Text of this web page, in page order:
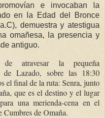
e invocaban la
en la Edad del Bronce
demuestra y atestigua
omañesa, la presencia y
antiguo.
de atravesar la pequeña
de Lazado, sobre las 18:30
el final de la ruta: Senra, junto
que es el destino y el lugar
una merienda-cena en el
Cumbres de Omaña.